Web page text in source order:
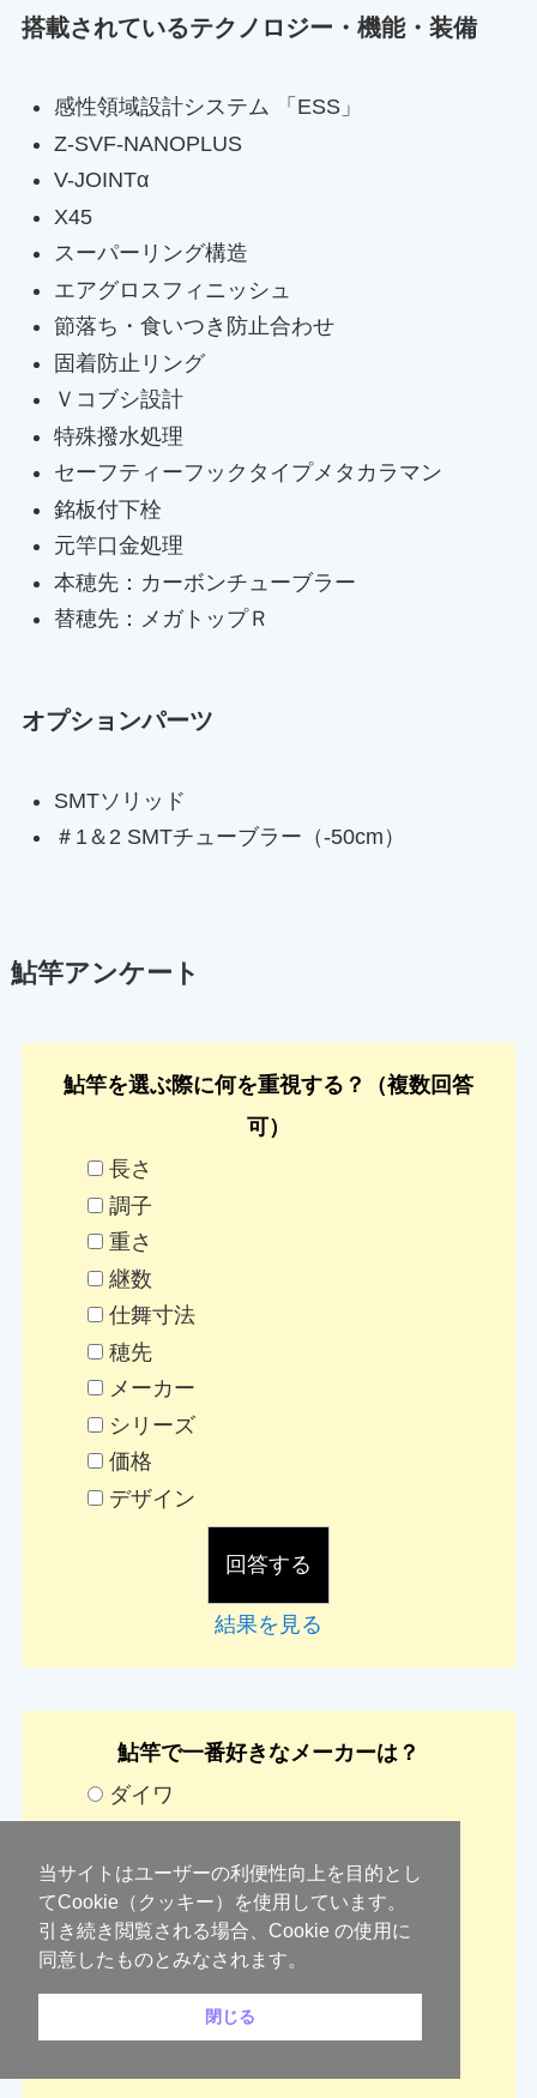
搭載されているテクノロジー・機能・装備
感性領域設計システム 「ESS」
Z-SVF-NANOPLUS
V-JOINTα
X45
スーパーリング構造
エアグロスフィニッシュ
節落ち・食いつき防止合わせ
固着防止リング
Ｖコブシ設計
特殊撥水処理
セーフティーフックタイプメタカラマン
銘板付下栓
元竿口金処理
本穂先：カーボンチューブラー
替穂先：メガトップＲ
オプションパーツ
SMTソリッド
＃1＆2 SMTチューブラー（-50cm）
鮎竿アンケート
鮎竿を選ぶ際に何を重視する？（複数回答
可）
長さ
調子
重さ
継数
仕舞寸法
穂先
メーカー
シリーズ
価格
デザイン
結果を見る
鮎竿で一番好きなメーカーは？
ダイワ
がまかつ
シモツケ
サンテック
当サイトはユーザーの利便性向上を目的とし
てCookie（クッキー）を使用しています。
引き続き閲覧される場合、Cookie の使用に
同意したものとみなされます。
閉じる